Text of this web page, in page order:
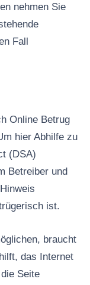
nehmen Sie
Fall
Online Betrug
hier Abhilfe zu
(DSA)
Betreiber und
ist.
braucht
das Internet
Seite